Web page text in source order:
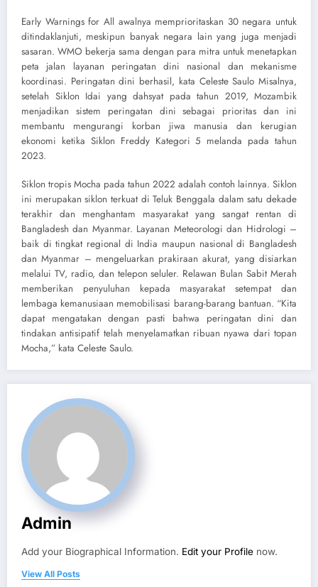
Early Warnings for All awalnya memprioritaskan 30 negara untuk
ditindaklanjuti, meskipun banyak negara lain yang juga menjadi
sasaran. WMO bekerja sama dengan para mitra untuk menetapkan
peta jalan layanan peringatan dini nasional dan mekanisme
koordinasi. Peringatan dini berhasil, kata Celeste Saulo Misalnya,
setelah Siklon Idai yang dahsyat pada tahun 2019, Mozambik
menjadikan sistem peringatan dini sebagai prioritas dan ini
membantu mengurangi korban jiwa manusia dan kerugian
ekonomi ketika Siklon Freddy Kategori 5 melanda pada tahun
2023.
Siklon tropis Mocha pada tahun 2022 adalah contoh lainnya. Siklon
ini merupakan siklon terkuat di Teluk Benggala dalam satu dekade
terakhir dan menghantam masyarakat yang sangat rentan di
Bangladesh dan Myanmar. Layanan Meteorologi dan Hidrologi –
baik di tingkat regional di India maupun nasional di Bangladesh
dan Myanmar – mengeluarkan prakiraan akurat, yang disiarkan
melalui TV, radio, dan telepon seluler. Relawan Bulan Sabit Merah
memberikan penyuluhan kepada masyarakat setempat dan
lembaga kemanusiaan memobilisasi barang-barang bantuan. “Kita
dapat mengatakan dengan pasti bahwa peringatan dini dan
tindakan antisipatif telah menyelamatkan ribuan nyawa dari topan
Mocha,” kata Celeste Saulo.
Admin
Add your Biographical Information. Edit your Profile now.
View All Posts